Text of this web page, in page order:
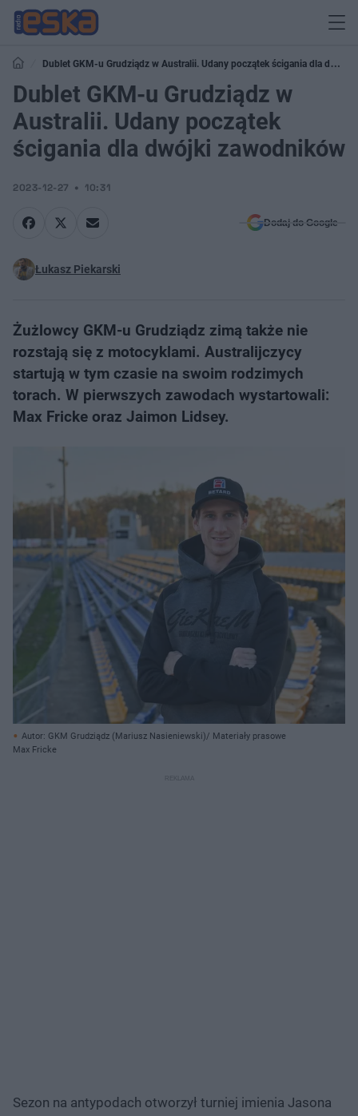
Dublet GKM-u Grudziądz w Australii. Udany początek ścigania dla dwójki
zawodników
Dublet GKM-u Grudziądz w
Australii. Udany początek
ścigania dla dwójki zawodników
2023-12-27 10:31
Dodaj do Google
Łukasz Piekarski
Żużlowcy GKM-u Grudziądz zimą także nie
rozstają się z motocyklami. Australijczycy
startują w tym czasie na swoim rodzimych
torach. W pierwszych zawodach wystartowali:
Max Fricke oraz Jaimon Lidsey.
Autor: GKM Grudziądz (Mariusz Nasieniewski)/ Materiały prasowe
Max Fricke
Sezon na antypodach otworzył turniej imienia Jasona